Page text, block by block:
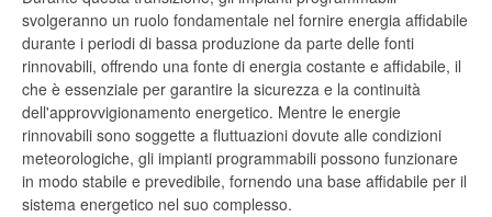
svolgeranno un ruolo fondamentale nel fornire energia affidabile
durante i periodi di bassa produzione da parte delle fonti
rinnovabili, offrendo una fonte di energia costante e affidabile, il
che è essenziale per garantire la sicurezza e la continuità
dell'approvvigionamento energetico. Mentre le energie
rinnovabili sono soggette a fluttuazioni dovute alle condizioni
meteorologiche, gli impianti programmabili possono funzionare
in modo stabile e prevedibile, fornendo una base affidabile per il
sistema energetico nel suo complesso.